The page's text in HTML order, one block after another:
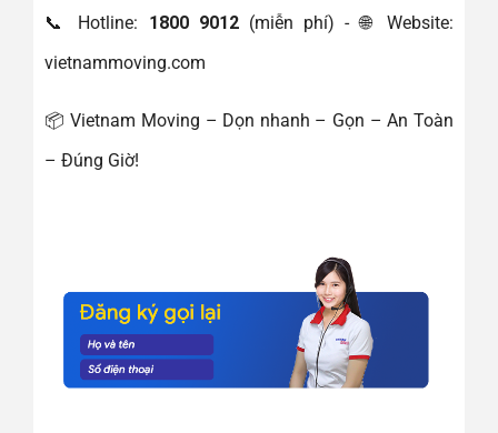
📞 Hotline: 1800 9012(miễn phí) - 🌐 Website:
vietnammoving.com
📦 Vietnam Moving – Dọn nhanh – Gọn – An Toàn
– Đúng Giờ!